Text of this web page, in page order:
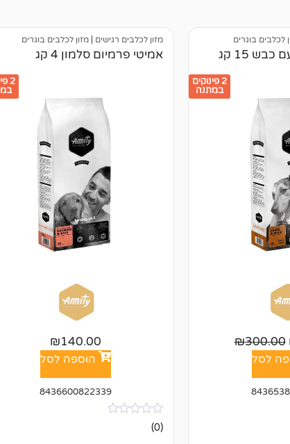
לכלבים בוגרים
15 קג
2 פינוקים
במתנה
₪300.00
לסל
מזון לכלבים רגישים מזון לכלבים בוגרים
אמיטי פרמיום סלמון 4 קג
2
₪140.00
הוספה לסל
8436600822339
אין
ביקורות
(0)